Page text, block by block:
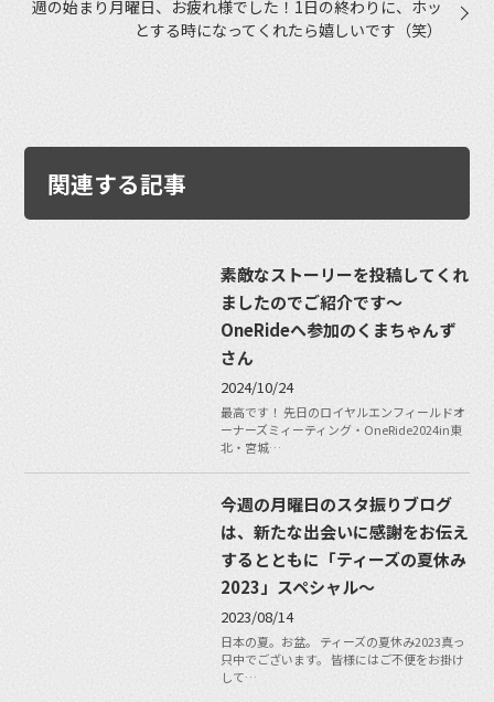
週の始まり月曜日、お疲れ様でした！1日の終わりに、ホッ
とする時になってくれたら嬉しいです（笑）
関連する記事
素敵なストーリーを投稿してくれ
ましたのでご紹介です〜
OneRideへ参加のくまちゃんず
さん
2024/10/24
最高です！ 先日のロイヤルエンフィールドオ
ーナーズミィーティング・OneRide2024in東
北・宮城…
今週の月曜日のスタ振りブログ
は、新たな出会いに感謝をお伝え
するとともに「ティーズの夏休み
2023」スペシャル〜
2023/08/14
日本の夏。お盆。 ティーズの夏休み2023真っ
只中でございます。 皆様にはご不便をお掛け
して…